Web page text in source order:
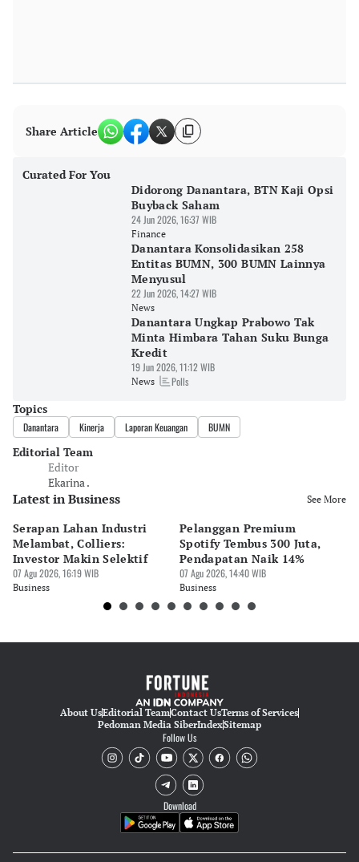
Share Article
Curated For You
Didorong Danantara, BTN Kaji Opsi
Buyback Saham
24 Jun 2026, 16:37 WIB
Finance
Danantara Konsolidasikan 258
Entitas BUMN, 300 BUMN Lainnya
Menyusul
22 Jun 2026, 14:27 WIB
News
Danantara Ungkap Prabowo Tak
Minta Himbara Tahan Suku Bunga
Kredit
19 Jun 2026, 11:12 WIB
News Polls
Topics
Danantara Kinerja Laporan Keuangan BUMN
Editorial Team
Editor
Ekarina .
Latest in Business See More
Serapan Lahan Industri
Melambat, Colliers:
Investor Makin Selektif
07 Agu 2026, 16:19 WIB
Business
Pelanggan Premium
Spotify Tembus 300 Juta,
Pendapatan Naik 14%
07 Agu 2026, 14:40 WIB
Business
About UsEditorial TeamContact UsTerms of Services
Pedoman Media SiberIndexSitemap
Follow Us
Download